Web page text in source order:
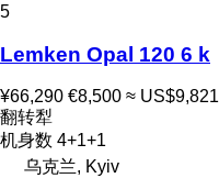
5
Lemken Opal 120 6 k
¥66,290 €8,500 ≈ US$9,821
翻转犁
机身数 4+1+1
乌克兰, Kyiv